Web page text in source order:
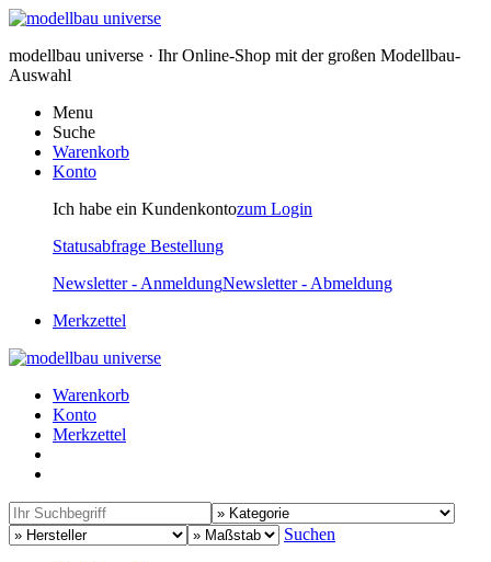
modellbau universe · Ihr Online-Shop mit der großen Modellbau-
Auswahl
Menu
Suche
Warenkorb
Konto
Ich habe ein Kundenkontozum Login
Statusabfrage Bestellung
Newsletter - AnmeldungNewsletter - Abmeldung
Merkzettel
Warenkorb
Konto
Merkzettel
Suchen